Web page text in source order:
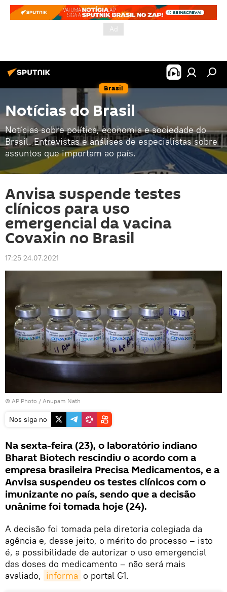
Brasil
Notícias do Brasil
Notícias sobre política, economia e sociedade do
Brasil. Entrevistas e análises de especialistas sobre
assuntos que importam ao país.
Anvisa suspende testes
clínicos para uso
emergencial da vacina
Covaxin no Brasil
17:25 24.07.2021
© AP Photo / Anupam Nath
Nos siga no
Na sexta-feira (23), o laboratório indiano
Bharat Biotech rescindiu o acordo com a
empresa brasileira Precisa Medicamentos, e a
Anvisa suspendeu os testes clínicos com o
imunizante no país, sendo que a decisão
unânime foi tomada hoje (24).
A decisão foi tomada pela diretoria colegiada da
agência e, desse jeito, o mérito do processo – isto
é, a possibilidade de autorizar o uso emergencial
das doses do medicamento – não será mais
avaliado, informa o portal G1.